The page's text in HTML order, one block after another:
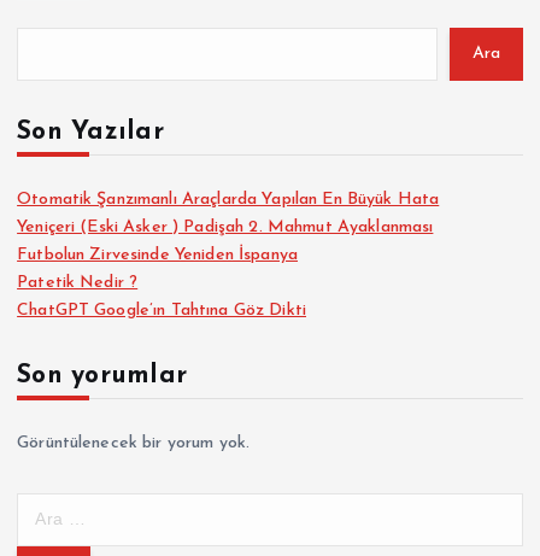
Ara
Son Yazılar
Otomatik Şanzımanlı Araçlarda Yapılan En Büyük Hata
Yeniçeri (Eski Asker ) Padişah 2. Mahmut Ayaklanması
Futbolun Zirvesinde Yeniden İspanya
Patetik Nedir ?
ChatGPT Google’ın Tahtına Göz Dikti
Son yorumlar
Görüntülenecek bir yorum yok.